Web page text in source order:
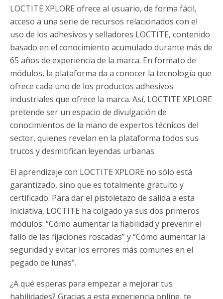
LOCTITE XPLORE ofrece al usuario, de forma fácil,
acceso a una serie de recursos relacionados con el
uso de los adhesivos y selladores LOCTITE, contenido
basado en el conocimiento acumulado durante más de
65 años de experiencia de la marca. En formato de
módulos, la plataforma da a conocer la tecnología que
ofrece cada uno de los productos adhesivos
industriales que ofrece la marca. Así, LOCTITE XPLORE
pretende ser un espacio de divulgación de
conocimientos de la mano de expertos técnicos del
sector, quienes revelan en la plataforma todos sus
trucos y desmitifican leyendas urbanas.
El aprendizaje con LOCTITE XPLORE no sólo está
garantizado, sino que es totalmente gratuito y
certificado. Para dar el pistoletazo de salida a esta
iniciativa, LOCTITE ha colgado ya sus dos primeros
módulos: “Cómo aumentar la fiabilidad y prevenir el
fallo de las fijaciones roscadas” y “Cómo aumentar la
seguridad y evitar los errores más comunes en el
pegado de lunas”.
¿A qué esperas para empezar a mejorar tus
habilidades? Gracias a esta experiencia online, te